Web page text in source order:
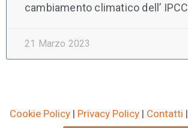
cambiamento climatico dell’ IPCC
21 Marzo 2023
Cookie Policy | Privacy Policy | Contatti |